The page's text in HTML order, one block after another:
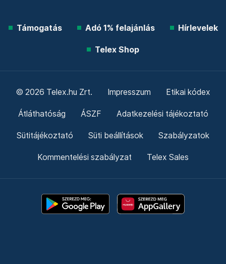
Támogatás Adó 1% felajánlás Hírlevelek
Telex Shop
© 2026 Telex.hu Zrt. Impresszum Etikai kódex
Átláthatóság ÁSZF Adatkezelési tájékoztató
Sütitájékoztató Süti beállítások Szabályzatok
Kommentelési szabályzat Telex Sales